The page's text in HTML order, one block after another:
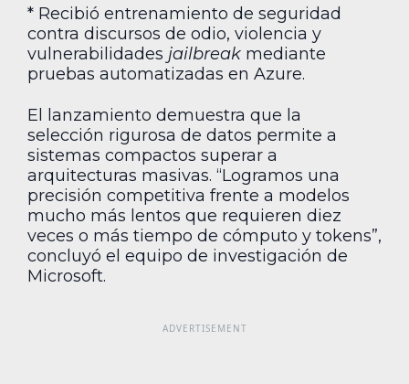
* Recibió entrenamiento de seguridad
contra discursos de odio, violencia y
vulnerabilidades jailbreak mediante
pruebas automatizadas en Azure.
El lanzamiento demuestra que la
selección rigurosa de datos permite a
sistemas compactos superar a
arquitecturas masivas. “Logramos una
precisión competitiva frente a modelos
mucho más lentos que requieren diez
veces o más tiempo de cómputo y tokens”,
concluyó el equipo de investigación de
Microsoft.